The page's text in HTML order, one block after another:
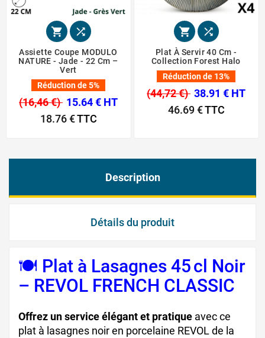
 
Assiette Coupe MODULO
NATURE - Jade - 22 Cm –
Vert
Réduction de 5%
(16,46 €) 15.64 € HT
18.76 €TTC
 
Plat À Servir 40 Cm -
Collection Forest Halo
Réduction de 13%
(44,72 €) 38.91 € HT
46.69 €TTC
Description
Détails du produit
🍽️ Plat à Lasagnes 45 cl Noir
– REVOL FRENCH CLASSIC
Offrez un service élégant et pratique avec ce
plat à lasagnes noir en porcelaine REVOL de la